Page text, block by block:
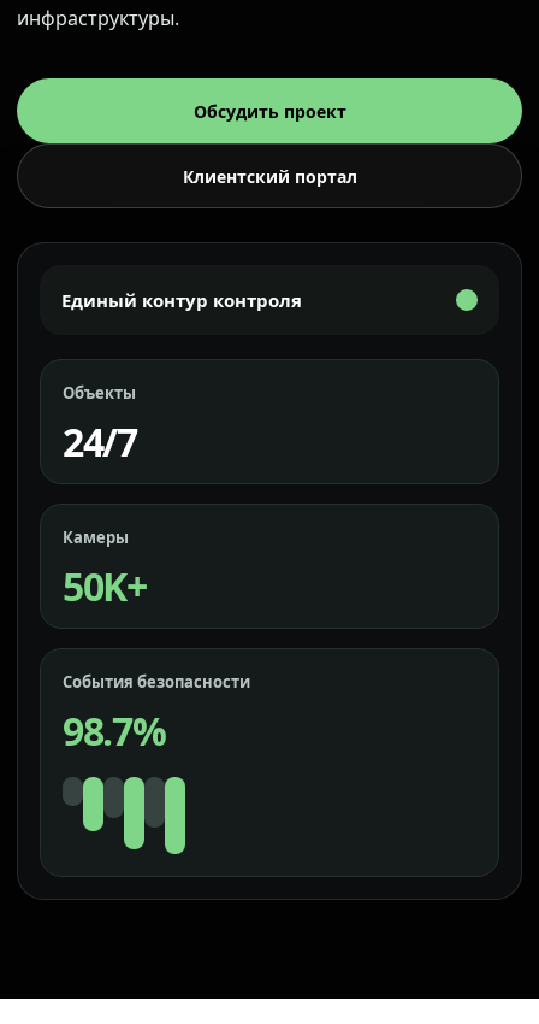
инфраструктуры.
Обсудить проект
Клиентский портал
Единый контур контроля
Объекты
24/7
Камеры
50K+
События безопасности
98.7%